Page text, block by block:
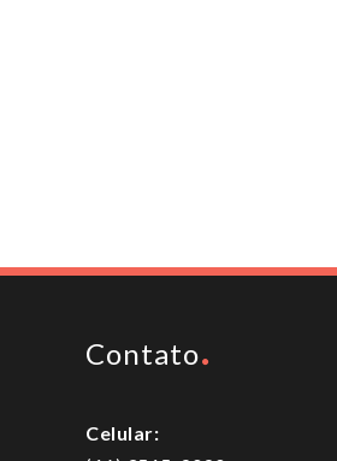
Contato
Celular: